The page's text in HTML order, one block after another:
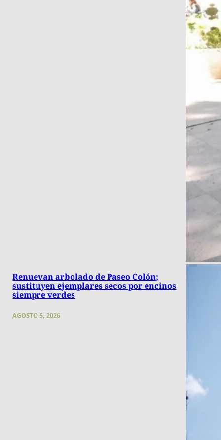
Renuevan arbolado de Paseo Colón;
sustituyen ejemplares secos por encinos
siempre verdes
AGOSTO 5, 2026